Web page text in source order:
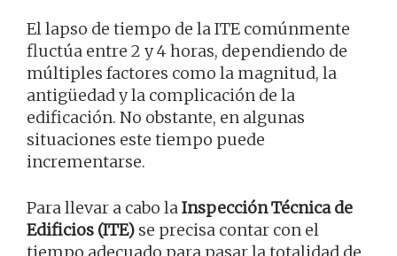
El lapso de tiempo de la ITE comúnmente
fluctúa entre 2 y 4 horas, dependiendo de
múltiples factores como la magnitud, la
antigüedad y la complicación de la
edificación. No obstante, en algunas
situaciones este tiempo puede
incrementarse.
Para llevar a cabo laInspección Técnica de
Edificios (ITE) se precisa contar con el
tiempo adecuado para pasar la totalidad de